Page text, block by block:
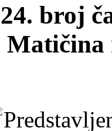
broj
Matičina